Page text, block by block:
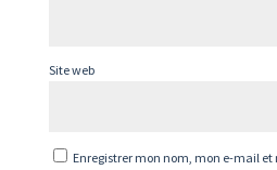
Site web
Enregistrer mon nom, mon e-mail